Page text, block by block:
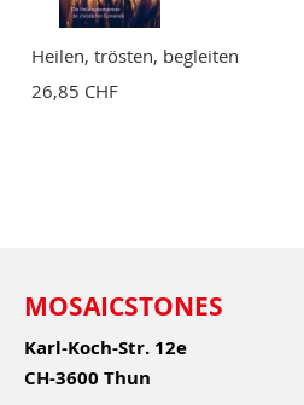
Heilen, trösten, begleiten
26,85 CHF
MOSAICSTONES
Karl-Koch-Str. 12e
CH-3600 Thun